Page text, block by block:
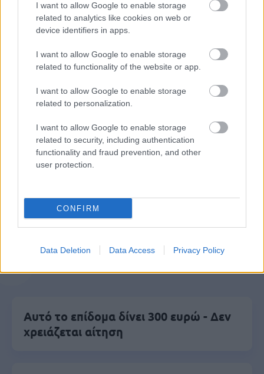
I want to allow Google to enable storage
related to analytics like cookies on web or
device identifiers in apps.
I want to allow Google to enable storage
related to functionality of the website or app.
I want to allow Google to enable storage
related to personalization.
I want to allow Google to enable storage
related to security, including authentication
functionality and fraud prevention, and other
user protection.
CONFIRM
Data Deletion Data Access Privacy Policy
ΑΣΕΠ: Εξ αποστάσεως η πιο Εύκολη
Πιστοποίηση Υπολογιστών σε 2
Μάθε πρώτος όλες τις σημαντικές
ειδήσεις.
Αυτό το επίδομα δίνει 300 ευρώ - Δεν
χρειάζεται αίτηση